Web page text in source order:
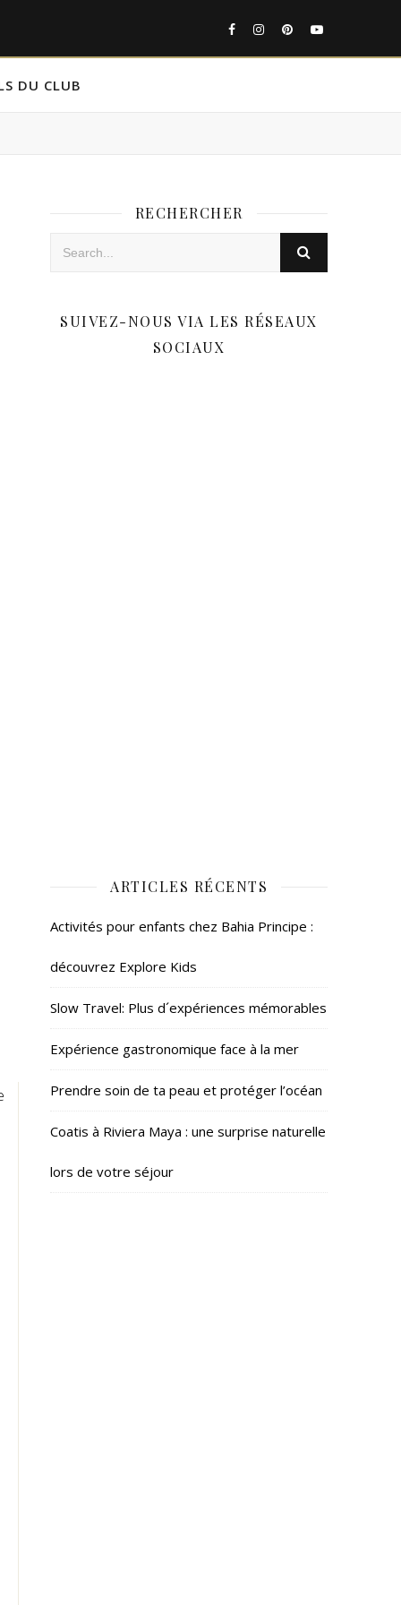
DU CLUB
RECHERCHER
SUIVEZ-NOUS VIA LES RÉSEAUX
SOCIAUX
ARTICLES RÉCENTS
Activités pour enfants chez Bahia Principe :
découvrez Explore Kids
Slow Travel: Plus d´expériences mémorables
Expérience gastronomique face à la mer
Prendre soin de ta peau et protéger l’océan
Coatis à Riviera Maya : une surprise naturelle
lors de votre séjour